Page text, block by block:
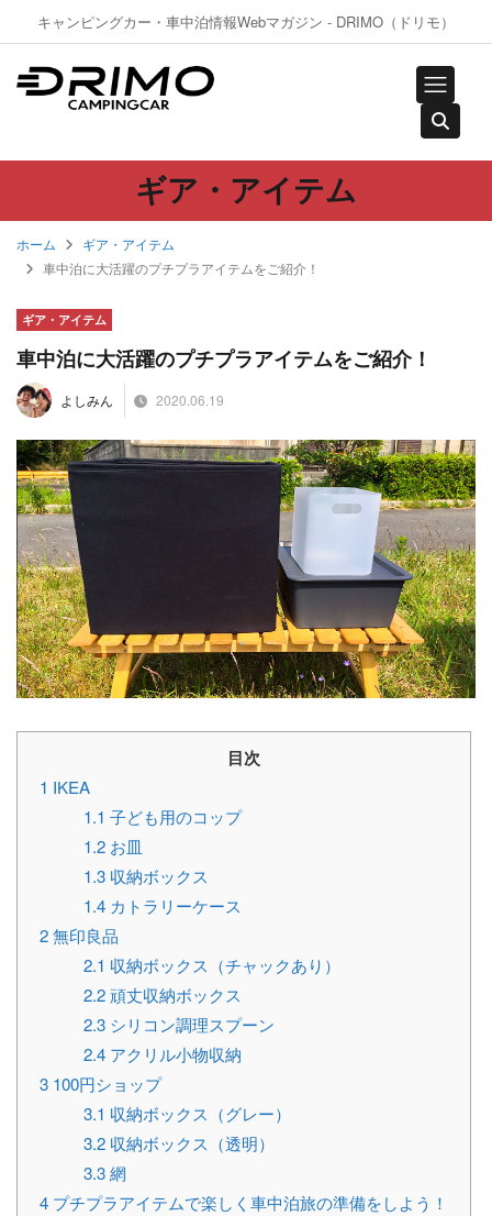
キャンピングカー・車中泊情報Webマガジン - DRIMO（ドリモ）
ギア・アイテム
ホーム
ギア・アイテム
車中泊に大活躍のプチプラアイテムをご紹介！
ギア・アイテム
車中泊に大活躍のプチプラアイテムをご紹介！
よしみん 2020.06.19
目次
1 IKEA
1.1 子ども用のコップ
1.2 お皿
1.3 収納ボックス
1.4 カトラリーケース
2無印良品
2.1 収納ボックス（チャックあり）
2.2頑丈収納ボックス
2.3 シリコン調理スプーン
2.4 アクリル小物収納
3 100円ショップ
3.1 収納ボックス（グレー）
3.2 収納ボックス（透明）
3.3網
4 プチプラアイテムで楽しく車中泊旅の準備をしよう！